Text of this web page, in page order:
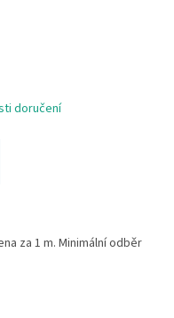
doručení
za 1 m. Minimální odběr